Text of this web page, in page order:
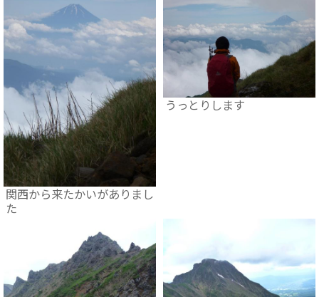
関西から来たかいがありまし
た
うっとりします